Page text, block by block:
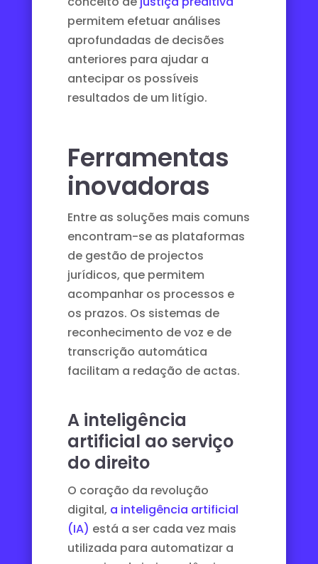
permitem efetuar análises
aprofundadas de decisões
anteriores para ajudar a
antecipar os possíveis
resultados de um litígio.
Ferramentas
inovadoras
Entre as soluções mais comuns
encontram-se as plataformas
de gestão de projectos
jurídicos, que permitem
acompanhar os processos e
os prazos. Os sistemas de
reconhecimento de voz e de
transcrição automática
facilitam a redação de actas.
A inteligência
artificial ao serviço
do direito
O coração da revolução
digital, a inteligência artificial
(IA) está a ser cada vez mais
utilizada para automatizar a